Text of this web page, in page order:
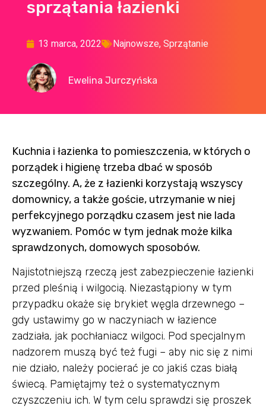
sprzątania łazienki
13 marca, 2022 Najnowsze, Sprzątanie
Ewelina Jurczyńska
Kuchnia i łazienka to pomieszczenia, w których o
porządek i higienę trzeba dbać w sposób
szczególny. A, że z łazienki korzystają wszyscy
domownicy, a także goście, utrzymanie w niej
perfekcyjnego porządku czasem jest nie lada
wyzwaniem. Pomóc w tym jednak może kilka
sprawdzonych, domowych sposobów.
Najistotniejszą rzeczą jest zabezpieczenie łazienki
przed pleśnią i wilgocią. Niezastąpiony w tym
przypadku okaże się brykiet węgla drzewnego –
gdy ustawimy go w naczyniach w łazience
zadziała, jak pochłaniacz wilgoci. Pod specjalnym
nadzorem muszą być też fugi – aby nic się z nimi
nie działo, należy pocierać je co jakiś czas białą
świecą. Pamiętajmy też o systematycznym
czyszczeniu ich. W tym celu sprawdzi się proszek